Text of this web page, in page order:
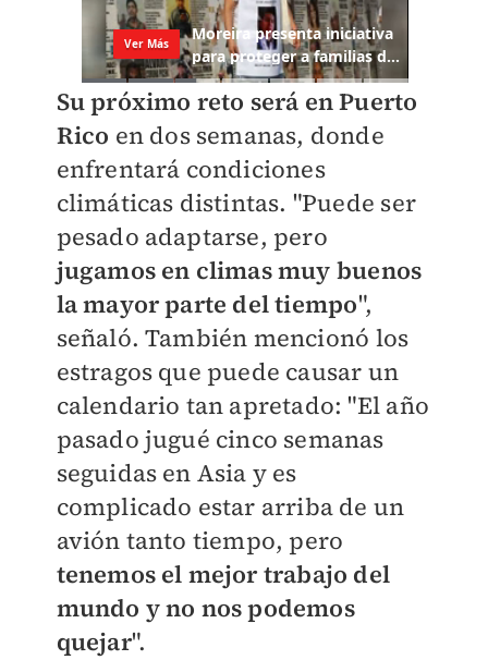
Su próximo reto será en Puerto
Rico en dos semanas, donde
enfrentará condiciones
climáticas distintas. "Puede ser
pesado adaptarse, pero
jugamos en climas muy buenos
la mayor parte del tiempo",
señaló. También mencionó los
estragos que puede causar un
calendario tan apretado: "El año
pasado jugué cinco semanas
seguidas en Asia y es
complicado estar arriba de un
avión tanto tiempo, pero
tenemos el mejor trabajo del
mundo y no nos podemos
quejar".